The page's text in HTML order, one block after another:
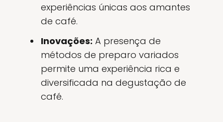
experiências únicas aos amantes
de café.
Inovações: A presença de
métodos de preparo variados
permite uma experiência rica e
diversificada na degustação de
café.